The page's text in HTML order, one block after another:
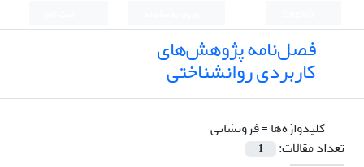
فصل‌نامه پژوهش‌های
کاربردی روانشناختی
کلیدواژه‌ها =فرونشانی
تعداد مقالات:
1